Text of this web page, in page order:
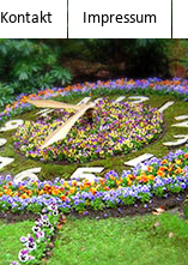
Kontakt Impressum